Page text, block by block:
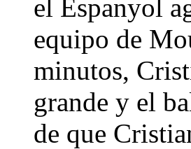
el Espanyol
equipo de
minutos,
grande y el
de que